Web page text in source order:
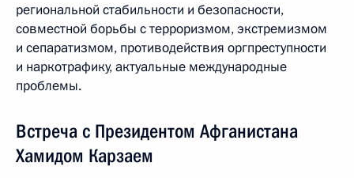
региональной стабильности и безопасности,
совместной борьбы с терроризмом, экстремизмом
и сепаратизмом, противодействия оргпреступности
и наркотрафику, актуальные международные
проблемы.
Встреча с Президентом Афганистана
Хамидом Карзаем